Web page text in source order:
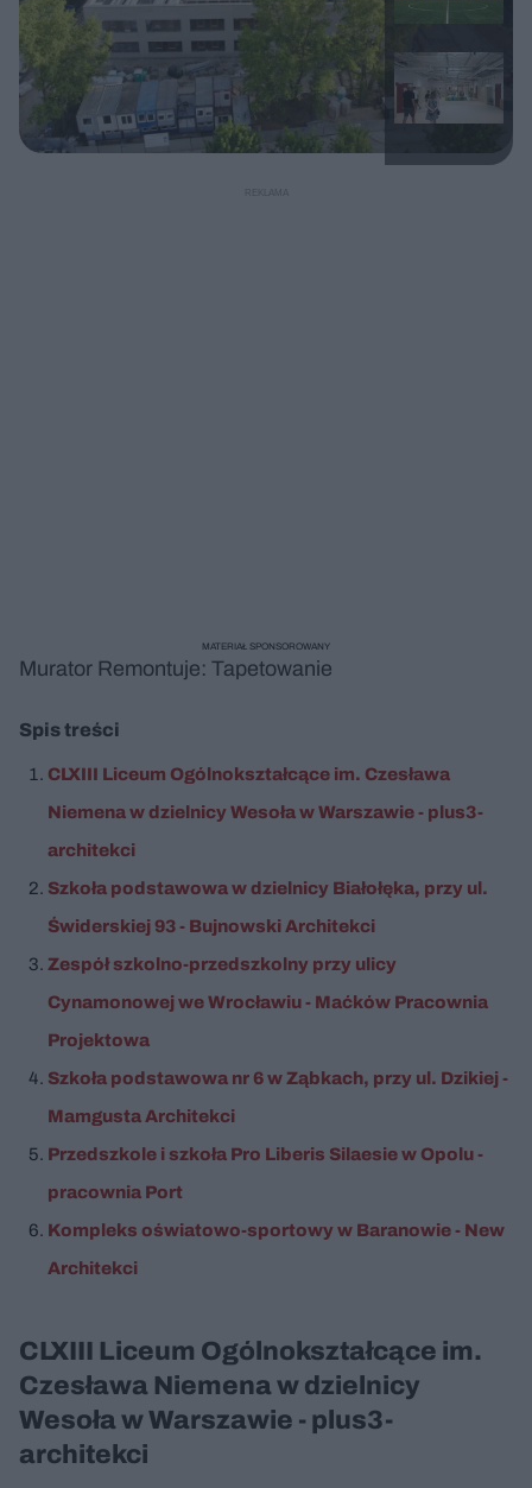
Murator Remontuje: Tapetowanie
MATERIAŁ SPONSOROWANY
Spis treści
CLXIII Liceum Ogólnokształcące im. Czesława
Niemena w dzielnicy Wesoła w Warszawie - plus3-
architekci
Szkoła podstawowa w dzielnicy Białołęka, przy ul.
Świderskiej 93 - Bujnowski Architekci
Zespół szkolno-przedszkolny przy ulicy
Cynamonowej we Wrocławiu - Maćków Pracownia
Projektowa
Szkoła podstawowa nr 6 w Ząbkach, przy ul. Dzikiej -
Mamgusta Architekci
Przedszkole i szkoła Pro Liberis Silaesie w Opolu -
pracownia Port
Kompleks oświatowo-sportowy w Baranowie - New
Architekci
CLXIII Liceum Ogólnokształcące im.
Czesława Niemena w dzielnicy
Wesoła w Warszawie - plus3-
architekci